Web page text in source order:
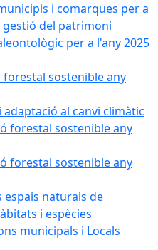
i comarques per a
gestió del patrimoni
per a l'any 2025
forestal sostenible any
al canvi climàtic
forestal sostenible any
forestal sostenible any
espais naturals de
i espècies
municipals i Locals